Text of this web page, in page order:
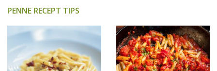
PENNE RECEPT TIPS